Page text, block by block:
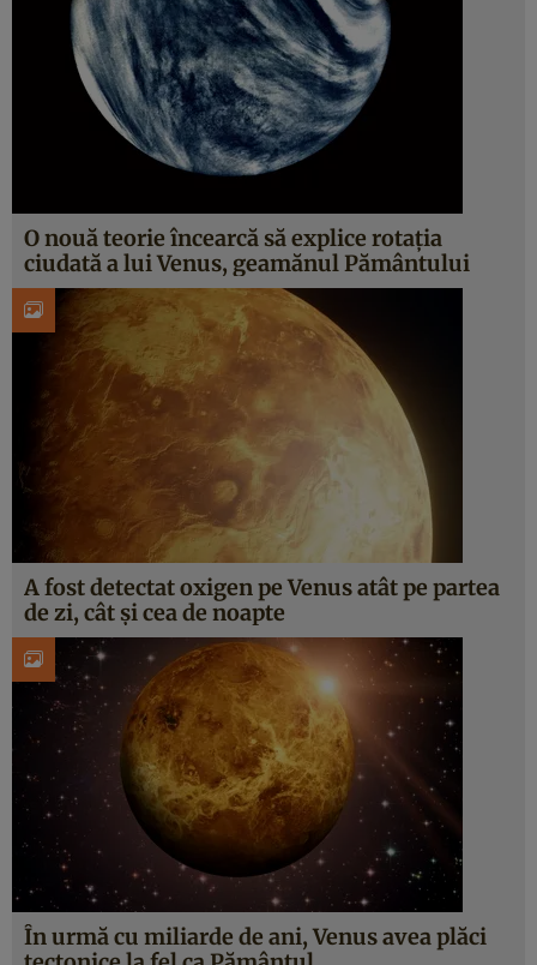
O nouă teorie încearcă să explice rotația
ciudată a lui Venus, geamănul Pământului
A fost detectat oxigen pe Venus atât pe partea
de zi, cât și cea de noapte
În urmă cu miliarde de ani, Venus avea plăci